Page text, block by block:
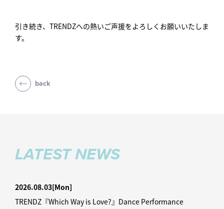
引き続き、TRENDZへの熱いご声援をよろしくお願いいたしま
す。
back
LATEST NEWS
2026.08.03[Mon]
TRENDZ『Which Way is Love?』Dance Performance